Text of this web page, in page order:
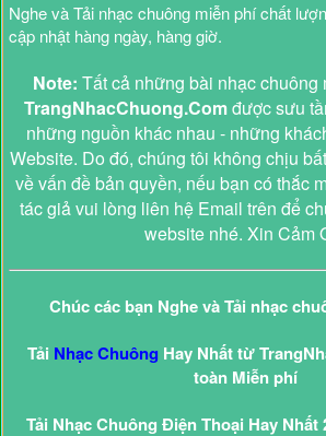
Nghe và Tải nhạc chuông miễn phí chất
cập nhật hàng ngày, hàng giờ.
Note: Tất cả những bài nhạc chuông
TrangNhacChuong.Comđược sưu
những nguồn khác nhau - những
Website. Do đó, chúng tôi không chịu
về vấn đề bản quyền, nếu bạn có thắc
tác giả vui lòng liên hệ Email trên để
website nhé. Xin Cảm
Chúc các bạn Nghe và Tải nhạc
Tải Nhạc Chuông Hay Nhất từ
toàn Miễn phí
Tải Nhạc Chuông Điện Thoại Hay Nhất